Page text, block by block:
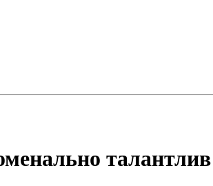
талантлив